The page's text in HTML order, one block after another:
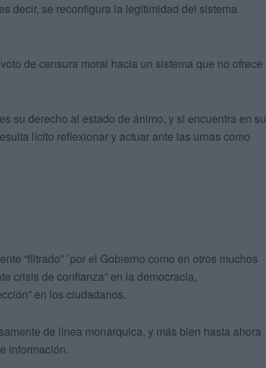
decir, se reconfigura la legitimidad del sistema
de censura moral hacia un sistema que no ofrece
su derecho al estado de ánimo, y si encuentra en su
lícito reflexionar y actuar ante las urnas como
“filtrado” `por el Gobierno como en otros muchos
crisis de confianza” en la democracia,
en los ciudadanos.
de línea monárquica, y más bien hasta ahora
información.